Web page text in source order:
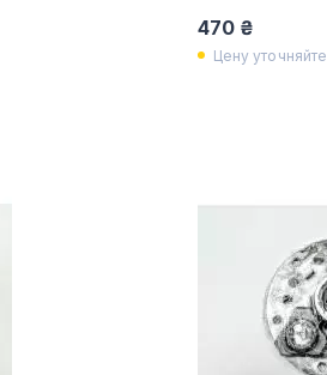
470 ₴
Цену уточняйте